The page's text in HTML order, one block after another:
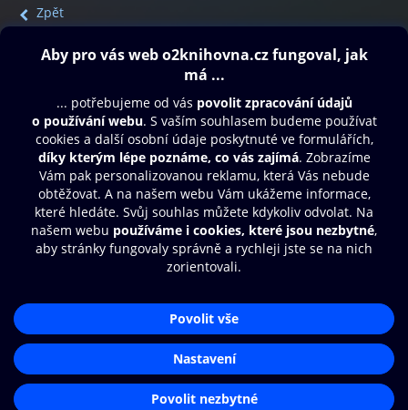
Zpět
Obsah ke stažení
Moje O2 Knihovna
Další zábava
© O2 Czech Republic a.s.
Přístupnost
Zásady zpracování osobních údajů
Nastavení cookies
Aplikace O2 Knihovna
Čti a poslouchej své e-knihy a
audioknihy rychleji a pohodlněji.